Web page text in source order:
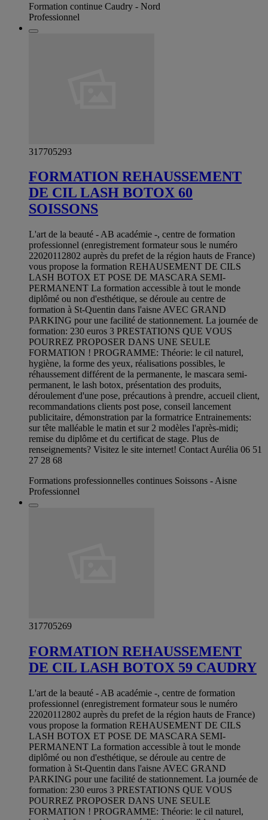
Formation continue Caudry - Nord
Professionnel
317705293
FORMATION REHAUSSEMENT
DE CIL LASH BOTOX 60
SOISSONS
L'art de la beauté - AB académie -, centre de formation
professionnel (enregistrement formateur sous le numéro
22020112802 auprès du prefet de la région hauts de France)
vous propose la formation REHAUSEMENT DE CILS
LASH BOTOX ET POSE DE MASCARA SEMI-
PERMANENT La formation accessible à tout le monde
diplômé ou non d'esthétique, se déroule au centre de
formation à St-Quentin dans l'aisne AVEC GRAND
PARKING pour une facilité de stationnement. La journée de
formation: 230 euros 3 PRESTATIONS QUE VOUS
POURREZ PROPOSER DANS UNE SEULE
FORMATION ! PROGRAMME: Théorie: le cil naturel,
hygiène, la forme des yeux, réalisations possibles, le
réhaussement différent de la permanente, le mascara semi-
permanent, le lash botox, présentation des produits,
déroulement d'une pose, précautions à prendre, accueil client,
recommandations clients post pose, conseil lancement
publicitaire, démonstration par la formatrice Entrainements:
sur tête malléable le matin et sur 2 modèles l'après-midi;
remise du diplôme et du certificat de stage. Plus de
renseignements? Visitez le site internet! Contact Aurélia 06 51
27 28 68
Formations professionnelles continues Soissons - Aisne
Professionnel
317705269
FORMATION REHAUSSEMENT
DE CIL LASH BOTOX 59 CAUDRY
L'art de la beauté - AB académie -, centre de formation
professionnel (enregistrement formateur sous le numéro
22020112802 auprès du prefet de la région hauts de France)
vous propose la formation REHAUSEMENT DE CILS
LASH BOTOX ET POSE DE MASCARA SEMI-
PERMANENT La formation accessible à tout le monde
diplômé ou non d'esthétique, se déroule au centre de
formation à St-Quentin dans l'aisne AVEC GRAND
PARKING pour une facilité de stationnement. La journée de
formation: 230 euros 3 PRESTATIONS QUE VOUS
POURREZ PROPOSER DANS UNE SEULE
FORMATION ! PROGRAMME: Théorie: le cil naturel,